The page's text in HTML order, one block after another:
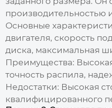
производительностью
Основные
двигателя, скорость
диска, максимальная
Преимущества:
точность распила,
Недостатки: Высокая
квалифицированного